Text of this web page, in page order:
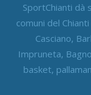
SportChianti dà
comuni del
Casciano,
Impruneta,
basket,